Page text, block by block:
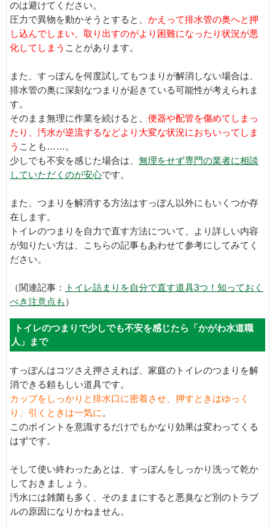
のは避けてください。
圧力で異物を動かそうとすると、 かえって排水管の奥へと押
し込んでしまい、取り出すのがより困難になったり状況が悪
化してしまう ことがあります。
また、すっぽんを何度試してもつまりが解消しない場合は、
排水管の奥に深刻なつまりが起きている可能性が考えられま
す。
そのまま無理に作業を続けると、 便器や配管を傷めてしまっ
たり、汚水が逆流するなどより大変な状況におちいってしま
う ことも……。
少しでも不安を感じた場合は、 無理をせず専門の業者に相談
していただくのが安心です。
また、つまりを解消する方法はすっぽん以外にもいくつか存
在します。
トイレのつまりを自力で直す方法について、より詳しい内容
が知りたい方は、こちらの記事もあわせて参考にしてみてく
ださい。
（関連記事：
トイレ詰まりを自分で直す道具3つ！知っておく
べき注意点も ）
トイレのつまりで少しでも不安を感じたら「かがわ水道職
人」まで
すっぽんはコツさえ押さえれば、家庭のトイレのつまりを解
消できる頼もしい道具です。
カップをしっかりと排水口に密着させ、押すときはゆっく
り、引くときは一気に 。
このポイントを意識するだけでもかなり効果は変わってくる
はずです。
そして使い終わったあとは、すっぽんをしっかり洗って乾か
しておきましょう。
汚水には雑菌も多く、そのままにすると悪臭など別のトラブ
ルの原因になりかねません。